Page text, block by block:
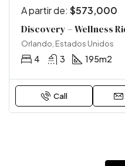
A partir de: $573,000
Discovery – Wellness
Orlando, Estados Unidos
4 3 195m2
Call